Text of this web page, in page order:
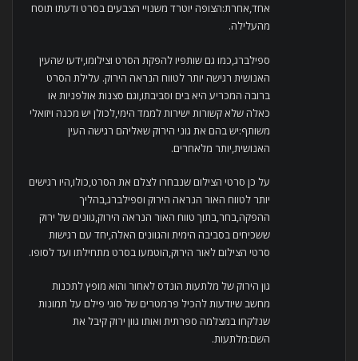
אחד,אחרת:הצופה יוטרד משנויי הצבעים בסרט ודעתו תוסח
מהעלילה.
ספילברג,כמו גם שותפיו להפקת הסרט וצילומו,ידעו שהעין
האנושית רגישה יותר לטווח הנראה הירוק. עלילת הסרט
ברובה המכריע היא בים וסביבתו,וגם סצנות אולפניות או
כאלה שלא קשורות ישירות לממד הימי,לכולן יש מכנה ויזואלי
משותף:יש בהם את גוני הירוק שאליהם רגישה העין
האנושית,יותר מלאחרים.
על כן סרטי הצילום שנבחרו לצלם את הסרט,כולו,היו רגישים
יותר לטווח האור הנראה הירוק וספילברג,בהליך
ההפקה,בחר,בתוך טווח האור הנראה הירוק,גוונים של ירוק
ששכיחים בסביבה הימית והגוונים האלה,יחד עם רגישות
סרטי הצילום לאור הירוק,הוטמעו בסרט מתחילתו ועד לסופו.
גון הירוק של מלתעות הונדס לאחור והוא מופץ לתכנות
מחשב שיודעות להכיל פרמטרים של סוגי פילם על תמונות
שנלקחו במצלמה ספרתית ואותו גוון ירוק קיבל את
השם:מלתעות.